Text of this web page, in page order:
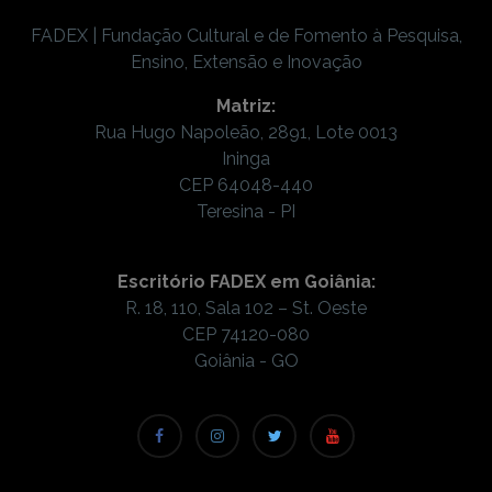
FADEX | Fundação Cultural e de Fomento à Pesquisa,
Ensino, Extensão e Inovação
Matriz:
Rua Hugo Napoleão, 2891, Lote 0013
Ininga
CEP 64048-440
Teresina - PI
Escritório FADEX em Goiânia:
R. 18, 110, Sala 102 – St. Oeste
CEP 74120-080
Goiânia - GO